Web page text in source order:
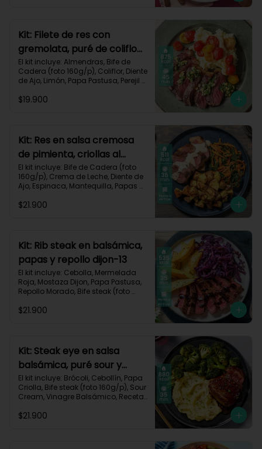
Proteínas 29g
Kit: Filete de res con
gremolata, puré de coliflor
y cherrys-71
El kit incluye: Almendras, Bife de
Cadera (foto 160g/p), Coliflor, Diente
de Ajo, Limón, Papa Pastusa, Perejil
Cherry, Receta Impresa.
$19.900
Kit: Res en salsa cremosa
de pimienta, criollas al
romero y verduras-105
El kit incluye: Bife de Cadera (foto
160g/p), Crema de Leche, Diente de
Ajo, Espinaca, Mantequilla, Papas
Fresco, Zanahoria, Receta Impresa.
$21.900
Kit: Rib steak en balsámica,
papas y repollo dijon-13
El kit incluye: Cebolla, Mermelada
Roja, Mostaza Dijon, Papa Pastusa,
Repollo Morado, Bife steak (foto
Balsámico, Vinagre de Vino Blanco,
Grasas 47g | Proteínas 36g
$21.900
Kit: Steak eye en salsa
balsámica, puré sour y
brócoli-15
El kit incluye: Brócoli, Cebollín, Papa
Criolla, Bife steak (foto 160g/p), Sour
Cream, Vinagre Balsámico, Receta
$21.900